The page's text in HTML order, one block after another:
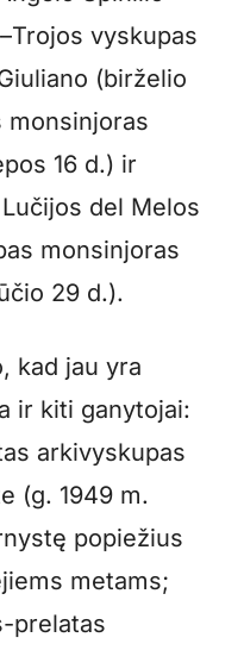
vyskupas
(birželio
monsinjoras
16 d.) ir
del Melos
monsinjoras
29 d.).
kad jau yra
ir kiti ganytojai:
arkivyskupas
(g. 1949 m.
popiežius
metams;
prelatas